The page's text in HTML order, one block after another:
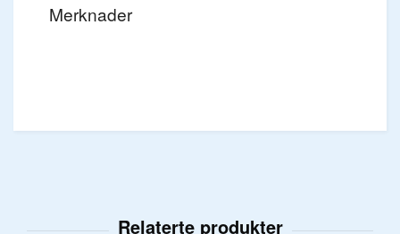
Merknader